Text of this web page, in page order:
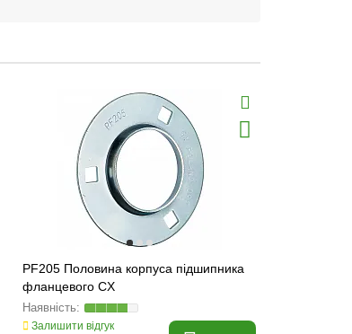
PF205 Половина корпуса підшипника
фланцевого CX
Залишити відгук